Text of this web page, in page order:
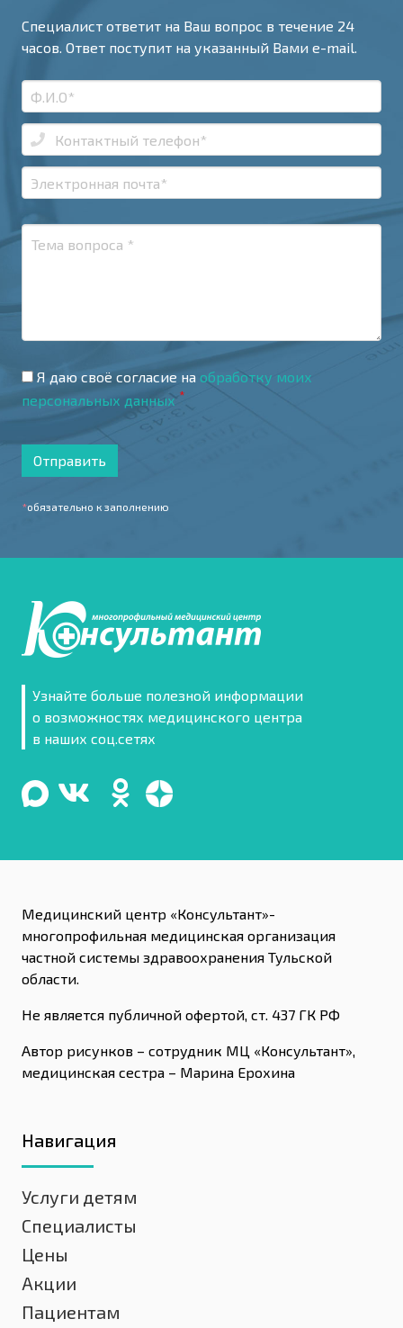
Специалист ответит на Ваш вопрос в течение 24
часов. Ответ поступит на указанный Вами e-mail.
Я даю своё согласие на обработку моих
персональных данных *
Отправить
*обязательно к заполнению
Узнайте больше полезной информации
о возможностях медицинского центра
в наших соц.сетях
Медицинский центр «Консультант»-
многопрофильная медицинская организация
частной системы здравоохранения Тульской
области.
Не является публичной офертой, ст. 437 ГК РФ
Автор рисунков – сотрудник МЦ «Консультант»,
медицинская сестра – Марина Ерохина
Навигация
Услуги детям
Специалисты
Цены
Акции
Пациентам